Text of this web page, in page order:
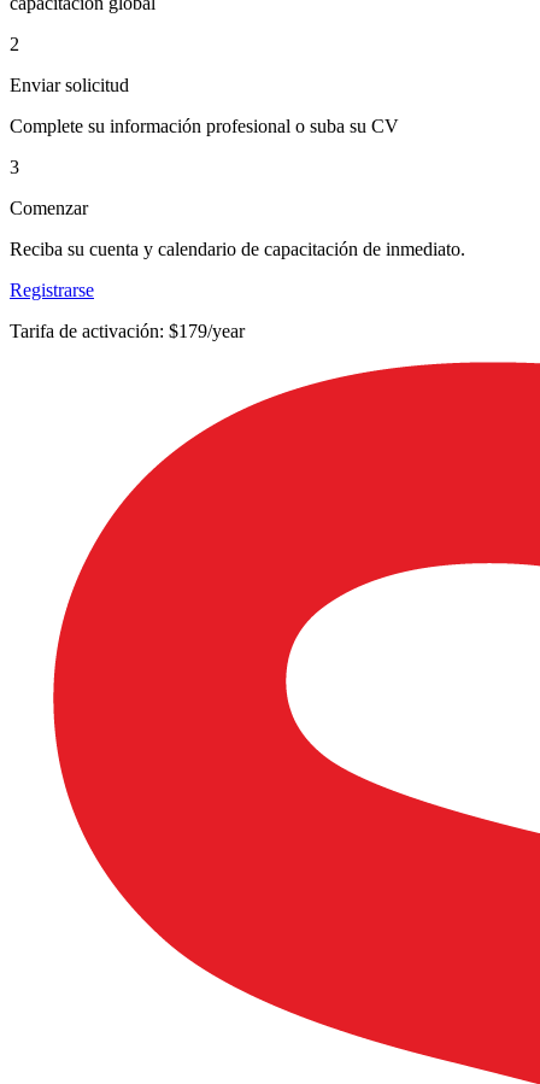
2
Enviar solicitud
Complete su información profesional o suba su CV
3
Comenzar
Reciba su cuenta y calendario de capacitación de inmediato.
Registrarse
Tarifa de activación: $179/year